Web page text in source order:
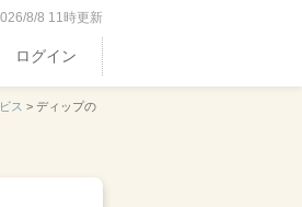
8/8 11時更新
ログイン
ス > ディップの